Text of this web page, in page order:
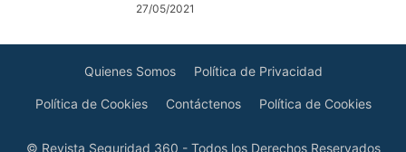
27/05/2021
Quienes Somos Política de Privacidad
Política de Cookies Contáctenos Política de Cookies
© Revista Seguridad 360 - Todos los Derechos Reservados